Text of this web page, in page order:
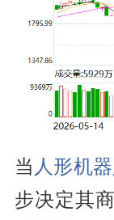
当 人形机
步决定其